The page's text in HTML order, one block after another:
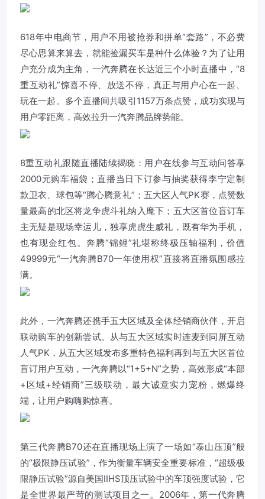
618年中电商节，用户不用被抢券和拼单“套路”，不必费
尽心思算来算去，就能捡漏买车是种什么体验？为了让用
户充分成为主角，一汽奔腾在长达近三个小时直播中，“8
重互动礼”惊喜不停、放送不停，真正与用户心在一起、
玩在一起。多个直播间共吸引1157万条点赞，成功实现与
用户零距离，高效拉升一汽奔腾品牌势能。
8重互动礼跟随直播陆续揭晓：用户在线参与互动问答享
2000元购车福袋；直播当日下订参与抽奖获得李宁定制
款卫衣、球包等“腾心腾意礼”；五大区人气PK赛，点赞数
量最高的北区将龙争虎斗礼纳入麾下；五大区首位盲订车
主无疑是现场幸运儿，独享虎虎生威礼，既有华为手机，
也有现金红包。奔腾“锦鲤”礼堪称终极压轴福利，价值
49999元“一汽奔腾B70一年使用权”直接将直播氛围感拉
满。
此外，一汽奔腾还携手五大区域及全体经销商伙伴，开启
联动购车的创新尝试。从与五大区域实时连麦到同屏互动
人气PK，从五大区域发布多重特色福利再到与五大区首位
盲订用户互动，一汽奔腾以“1+5+N”之势，高效形成“本部
+区域+经销商”三级联动，最大诚意实力宠粉，燃爆终
端，让用户购嗨购惊喜。
第三代奔腾B70还在直播现场上演了一场如“泰山压顶”般
的“极限静压试验”，作为衡量车辆安全重要标准，“超级极
限静压试验”源自美国IIHS顶压试验中的车顶强度试验，它
是全世界最严苛的测试项目之一。2006年，第一代奔腾